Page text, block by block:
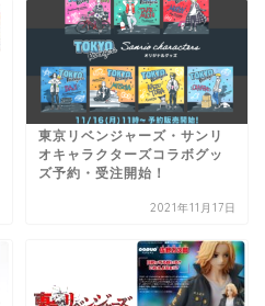
東京リベンジャーズ・サンリ
オキャラクターズコラボグッ
ズ予約・受注開始！
2021年11月17日